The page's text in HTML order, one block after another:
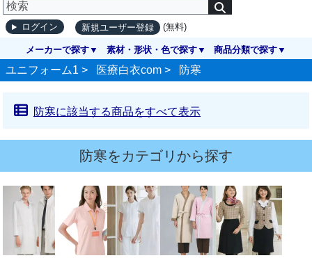
ログイン 新規ユーザー登録 (無料)
メーカーで探す 素材・形状・色で探す 商品分類で探す
ユニフォーム1 > 医療白衣com > 防寒
防寒に該当する商品をすべて表示
防寒をカテゴリから探す